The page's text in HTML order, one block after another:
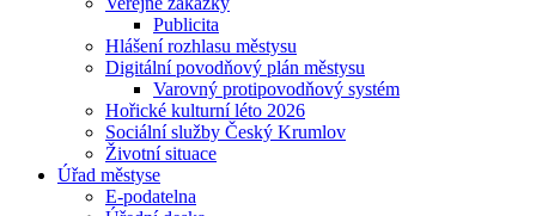
Publicita
Hlášení rozhlasu městysu
Digitální povodňový plán městysu
Varovný protipovodňový systém
Hořické kulturní léto 2026
Sociální služby Český Krumlov
Životní situace
Úřad městyse
E-podatelna